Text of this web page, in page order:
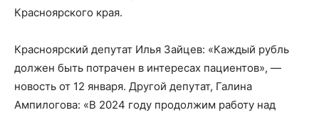
Красноярского края.
Красноярский депутат Илья Зайцев: «Каждый рубль
должен быть потрачен в интересах пациентов», —
новость от 12 января. Другой депутат, Галина
Ампилогова: «В 2024 году продолжим работу над